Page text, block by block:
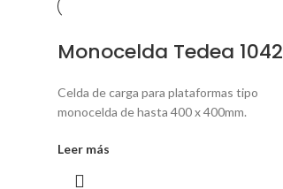
Monocelda Tedea 1042
Celda de carga para plataformas tipo
monocelda de hasta 400 x 400mm.
Leer más